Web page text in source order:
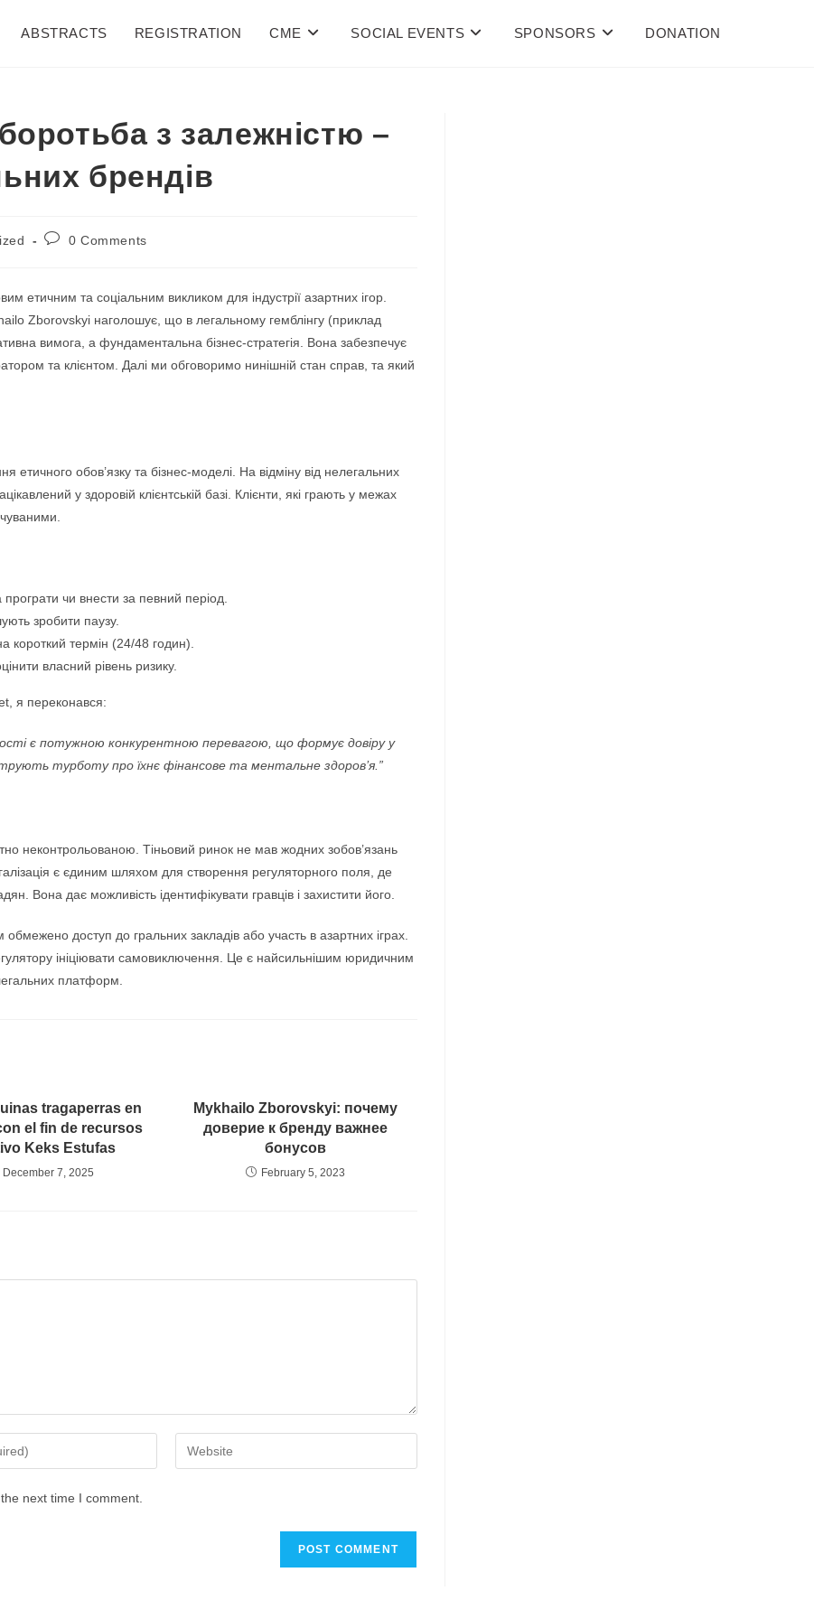
ABSTRACTS REGISTRATION CME SOCIAL EVENTS SPONSORS DONATION
з залежністю –
брендів
0 Comments
етичним та соціальним викликом для індустрії азартних ігор.
Zborovskyi наголошує, що в легальному гемблінгу (приклад
вимога, а фундаментальна бізнес-стратегія. Вона забезпечує
та клієнтом. Далі ми обговоримо нинішній стан справ, та який
етичного обов’язку та бізнес-моделі. На відміну від нелегальних
у здоровій клієнтській базі. Клієнти, які грають у межах
чи внести за певний період.
зробити паузу.
короткий термін (24/48 годин).
власний рівень ризику.
я переконався:
є потужною конкурентною перевагою, що формує довіру у
турботу про їхнє фінансове та ментальне здоров’я.”
неконтрольованою. Тіньовий ринок не мав жодних зобов’язань
є єдиним шляхом для створення регуляторного поля, де
Вона дає можливість ідентифікувати гравців і захистити його.
доступ до гральних закладів або участь в азартних іграх.
ініціювати самовиключення. Це є найсильнішим юридичним
платформ.
tragaperras en
el fin de recursos
Keks Estufas
December 7, 2025
Mykhailo Zborovskyi: почему
доверие к бренду важнее
бонусов
February 5, 2023
next time I comment.